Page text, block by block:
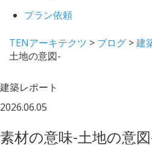
プラン依頼
TENアーキテクツ > ブログ >建
土地の意図-
建築レポート
2026.06.05
素材の意味-土地の意